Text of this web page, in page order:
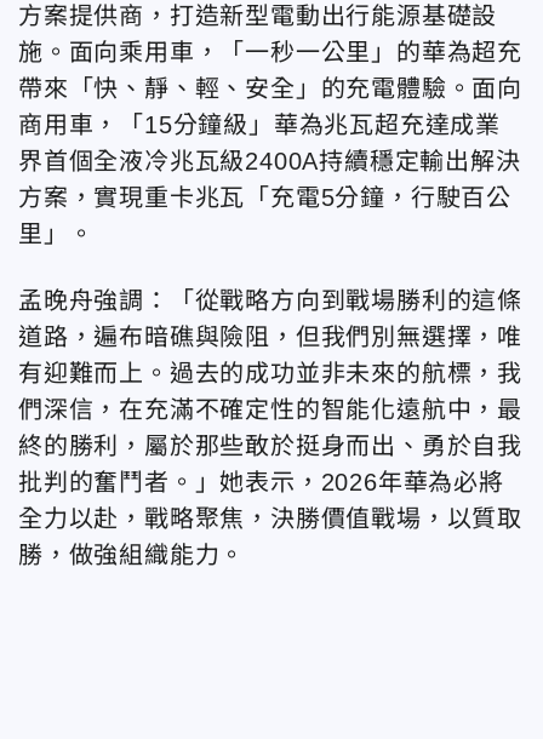
方案提供商，打造新型電動出行能源基礎設
施。面向乘用車，「一秒一公里」的華為超充
帶來「快、靜、輕、安全」的充電體驗。面向
商用車，「15分鐘級」華為兆瓦超充達成業
界首個全液冷兆瓦級2400A持續穩定輸出解決
方案，實現重卡兆瓦「充電5分鐘，行駛百公
里」。
孟晚舟強調：「從戰略方向到戰場勝利的這條
道路，遍布暗礁與險阻，但我們別無選擇，唯
有迎難而上。過去的成功並非未來的航標，我
們深信，在充滿不確定性的智能化遠航中，最
終的勝利，屬於那些敢於挺身而出、勇於自我
批判的奮鬥者。」她表示，2026年華為必將
全力以赴，戰略聚焦，決勝價值戰場，以質取
勝，做強組織能力。